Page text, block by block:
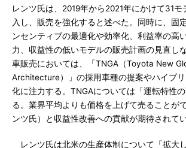
レンツ氏は、2019年から2021年にかけて31
入し、販売を強化すると述べた。同時に、固
ンセンティブの最適化や効率化、利益率の高
力、収益性の低いモデルの販売計画の見直し
車販売においては、「TNGA（Toyota New
Architecture）」の採用車種の提案やハイブ
化に注力する。TNGAについては「運転特性
る。業界平均よりも価格を上げて売ることが
ンツ氏）と収益性改善への貢献が期待されて
レンツ氏は北米の生産体制について「拡大